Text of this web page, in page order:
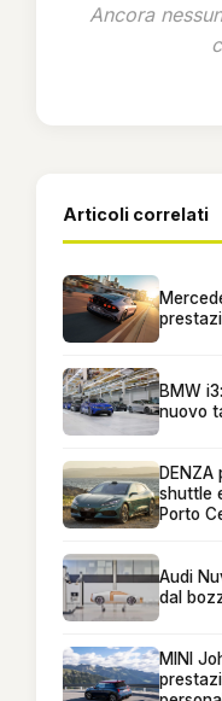
Ancora
Articoli correlati
BMW
nuovo
shuttle
Porto
Audi
dal
MINI